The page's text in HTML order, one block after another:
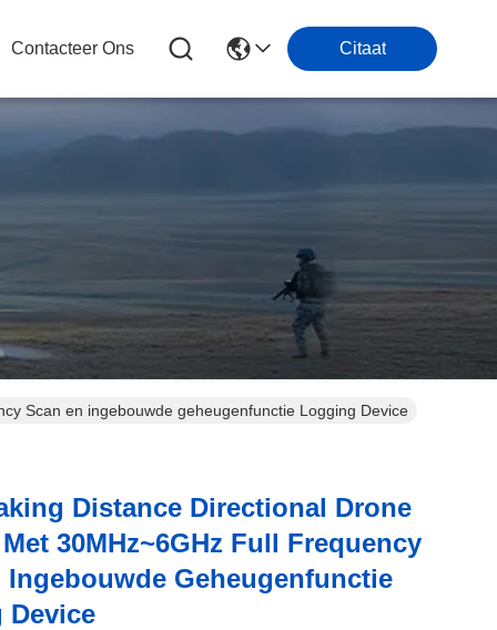
Contacteer Ons Citaat
Scan en ingebouwde geheugenfunctie Logging Device
Distance Directional Drone
30MHz~6GHz Full Frequency
Ingebouwde Geheugenfunctie